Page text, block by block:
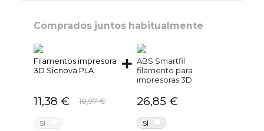
Comprados juntos habitualmente
Filamentos impresora
3D Sicnova PLA
11,38 € 18,97 €
SÍ
ABS Smartfil
filamento para
impresoras 3D
26,85 €
SÍ